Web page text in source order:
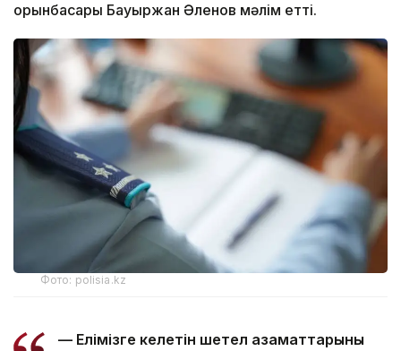
орынбасары Бауыржан Әленов мәлім етті.
Фото: polisia.kz
— Елімізге келетін шетел азаматтарының